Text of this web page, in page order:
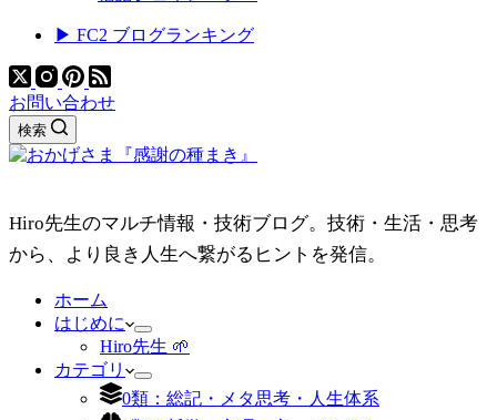
▶ FC2 ブログランキング
お問い合わせ
検索
Hiro先生のマルチ情報・技術ブログ。技術・生活・思考
から、より良き人生へ繋がるヒントを発信。
ホーム
はじめに
Hiro先生 🌱
カテゴリ
0類：総記・メタ思考・人生体系